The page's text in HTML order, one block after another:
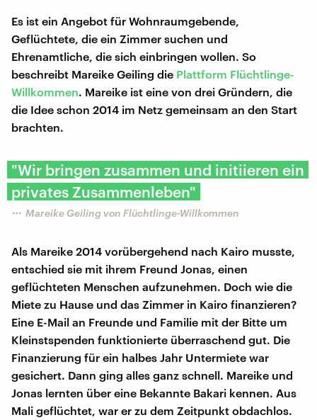
Es ist ein Angebot für Wohnraumgebende,
Geflüchtete, die ein Zimmer suchen und
Ehrenamtliche, die sich einbringen wollen. So
beschreibt Mareike Geiling die Plattform Flüchtlinge-
Willkommen. Mareike ist eine von drei Gründern, die
die Idee schon 2014 im Netz gemeinsam an den Start
brachten.
"Wir bringen zusammen und initiieren ein
privates Zusammenleben"
Mareike Geiling von Flüchtlinge-Willkommen
Als Mareike 2014 vorübergehend nach Kairo musste,
entschied sie mit ihrem Freund Jonas, einen
geflüchteten Menschen aufzunehmen. Doch wie die
Miete zu Hause und das Zimmer in Kairo finanzieren?
Eine E-Mail an Freunde und Familie mit der Bitte um
Kleinstspenden funktionierte überraschend gut. Die
Finanzierung für ein halbes Jahr Untermiete war
gesichert. Dann ging alles ganz schnell. Mareike und
Jonas lernten über eine Bekannte Bakari kennen. Aus
Mali geflüchtet, war er zu dem Zeitpunkt obdachlos.